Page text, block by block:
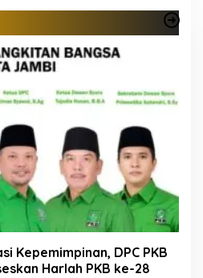
Kepemimpinan, DPC PKB
Harlah PKB ke-28